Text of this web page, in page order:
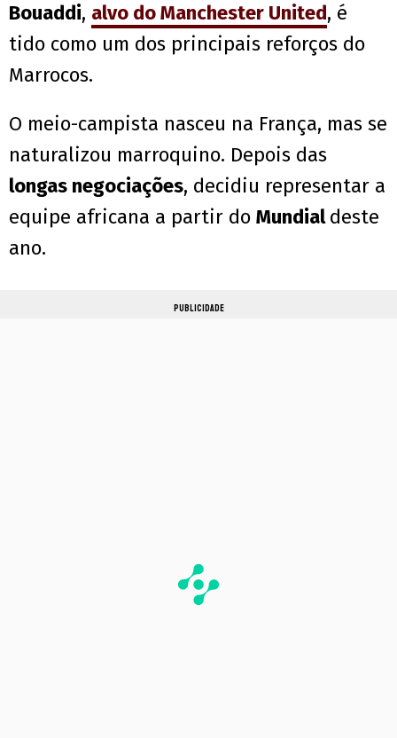
Bouaddi, alvo do Manchester United, é
tido como um dos principais reforços do
Marrocos.
O meio-campista nasceu na França, mas se
naturalizou marroquino. Depois das
longas negociações, decidiu representar a
equipe africana a partir do Mundialdeste
ano.
PUBLICIDADE